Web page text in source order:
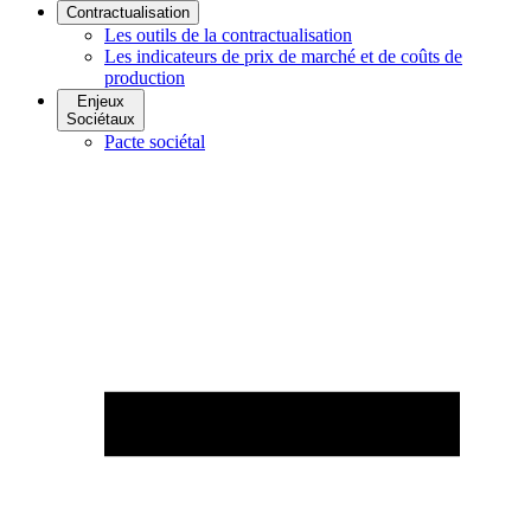
Contractualisation
Les outils de la contractualisation
Les indicateurs de prix de marché et de coûts de
production
Enjeux
Sociétaux
Pacte sociétal